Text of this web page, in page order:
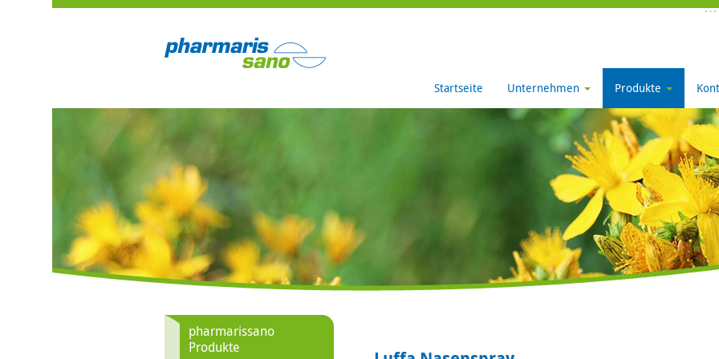
Startseite Unternehmen Produkte
pharmarissano
Produkte